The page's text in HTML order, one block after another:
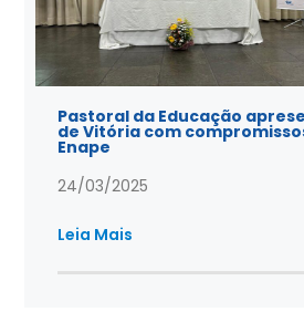
Pastoral da Educação
de Vitória com
Enape
24/03/2025
Leia Mais